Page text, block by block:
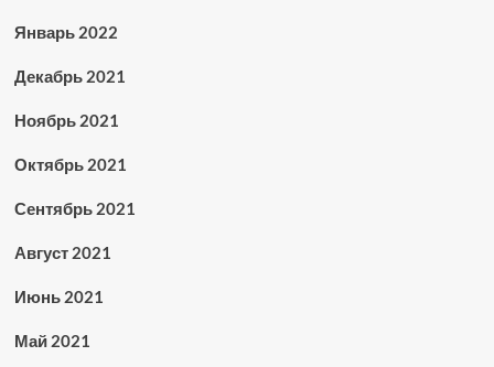
Январь 2022
Декабрь 2021
Ноябрь 2021
Октябрь 2021
Сентябрь 2021
Август 2021
Июнь 2021
Май 2021